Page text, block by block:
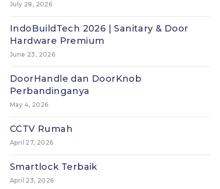
July 28, 2026
IndoBuildTech 2026 | Sanitary & Door
Hardware Premium
June 23, 2026
DoorHandle dan DoorKnob
Perbandinganya
May 4, 2026
CCTV Rumah
April 27, 2026
Smartlock Terbaik
April 23, 2026